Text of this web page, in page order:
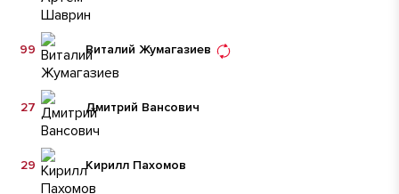
Виталий Жумагазиев
99
Дмитрий Вансович
27
Кирилл Пахомов
29